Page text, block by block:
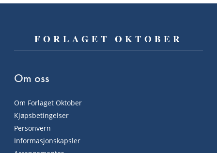
FORLAGET OKTOBER
Om oss
Om Forlaget Oktober
Kjøpsbetingelser
Personvern
Informasjonskapsler